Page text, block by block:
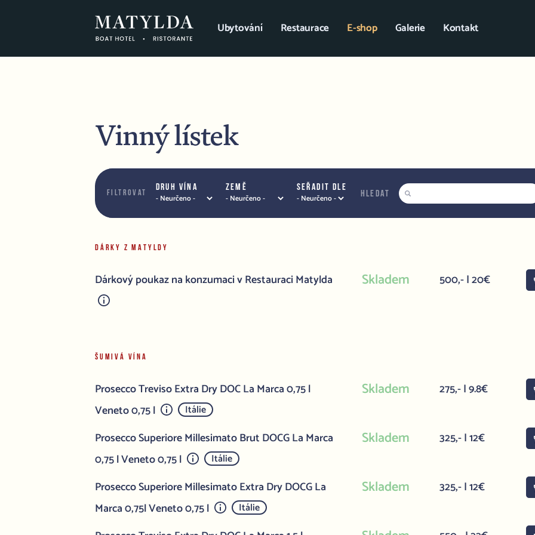
Ubytování Restaurace E-shop Galerie Kontakt
Vinný lístek
Filtrovat
Druh vína Země Seřadit dle
hledat
DÁRKY Z MATYLDY
Dárkový poukaz na konzumaci v Restauraci Matylda Skladem 500,- | 20€
ŠUMIVÁ VÍNA
Prosecco Treviso Extra Dry DOC La Marca 0,75 l
Veneto 0,75 l
Itálie
Skladem 275,- | 9.8€
Prosecco Superiore Millesimato Brut DOCG La Marca
0,75 l Veneto 0,75 l
Itálie
Skladem 325,- | 12€
Prosecco Superiore Millesimato Extra Dry DOCG La
Marca 0,75l Veneto 0,75 l
Itálie
Skladem 325,- | 12€